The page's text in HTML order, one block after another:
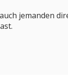
jemanden